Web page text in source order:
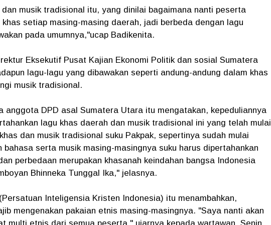
musik tradisional itu, yang dinilai bagaimana nanti peserta
setiap masing-masing daerah, jadi berbeda dengan lagu
pada umumnya,"ucap Badikenita.
Eksekutif Pusat Kajian Ekonomi Politik dan sosial Sumatera
lagu-lagu yang dibawakan seperti andung-andung dalam khas
musik tradisional.
anggota DPD asal Sumatera Utara itu mengatakan, kepeduliannya
lagu khas daerah dan musik tradisional ini yang telah mulai
dan musik tradisional suku Pakpak, sepertinya sudah mulai
bahasa serta musik masing-masingnya suku harus dipertahankan
perbedaan merupakan khasanah keindahan bangsa Indonesia
Bhinneka Tunggal Ika," jelasnya.
Inteligensia Kristen Indonesia) itu menambahkan,
mengenakan pakaian etnis masing-masingnya. "Saya nanti akan